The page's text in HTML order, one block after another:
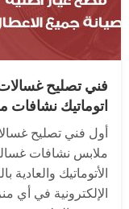
اتوماتيك نشافات
أول فني تصليح
ملابس نشافات
الأتوماتيك
الإلكترونية في أي